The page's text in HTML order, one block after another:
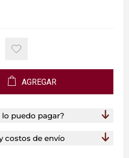
AGREGAR
lo puedo pagar?
costos de envío